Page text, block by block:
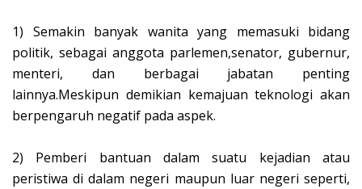
1) Semakin banyak wanita yang memasuki bidang
politik, sebagai anggota parlemen,senator, gubernur,
menteri, dan berbagai jabatan penting
lainnya.Meskipun demikian kemajuan teknologi akan
berpengaruh negatif pada aspek.
2)
Pemberi bantuan dalam suatu kejadian atau
peristiwa di dalam negeri maupun luar negeri seperti,